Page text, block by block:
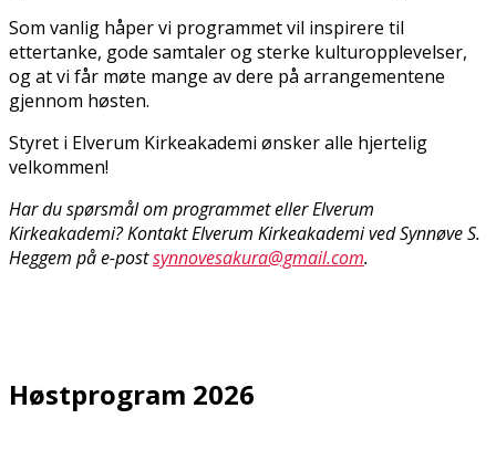
Som vanlig håper vi programmet vil inspirere til
ettertanke, gode samtaler og sterke kulturopplevelser,
og at vi får møte mange av dere på arrangementene
gjennom høsten.
Styret i Elverum Kirkeakademi ønsker alle hjertelig
velkommen!
Har du spørsmål om programmet eller Elverum
Kirkeakademi? Kontakt Elverum Kirkeakademi ved Synnøve S.
Heggem på e-postsynnovesakura@gmail.com.
Høstprogram 2026